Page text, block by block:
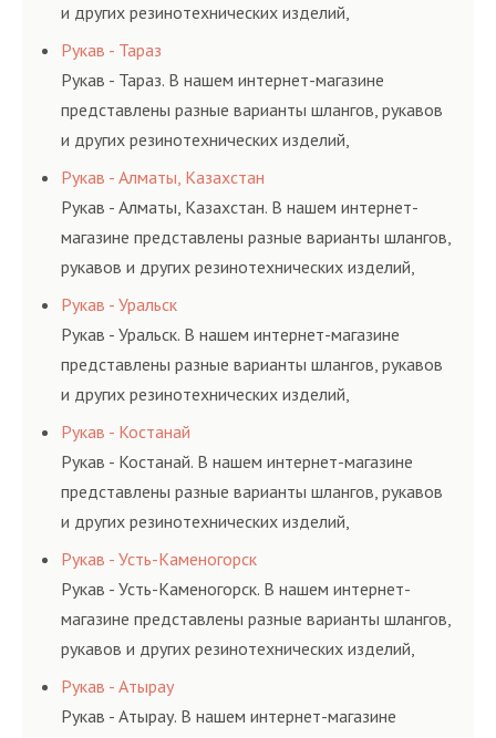
и других резинотехнических изделий,
соответствующих ГОСТам, техническим условиям
и нормативам.
Рукав - Тараз
Рукав - Тараз. В нашем интернет-магазине
представлены разные варианты шлангов, рукавов
и других резинотехнических изделий,
соответствующих ГОСТам, техническим условиям
и нормативам.
Рукав - Алматы, Казахстан
Рукав - Алматы, Казахстан. В нашем интернет-
магазине представлены разные варианты шлангов,
рукавов и других резинотехнических изделий,
соответствующих ГОСТам, техническим условиям
и нормативам.
Рукав - Уральск
Рукав - Уральск. В нашем интернет-магазине
представлены разные варианты шлангов, рукавов
и других резинотехнических изделий,
соответствующих ГОСТам, техническим условиям
и нормативам.
Рукав - Костанай
Рукав - Костанай. В нашем интернет-магазине
представлены разные варианты шлангов, рукавов
и других резинотехнических изделий,
соответствующих ГОСТам, техническим условиям
и нормативам.
Рукав - Усть-Каменогорск
Рукав - Усть-Каменогорск. В нашем интернет-
магазине представлены разные варианты шлангов,
рукавов и других резинотехнических изделий,
соответствующих ГОСТам, техническим условиям
и нормативам.
Рукав - Атырау
Рукав - Атырау. В нашем интернет-магазине